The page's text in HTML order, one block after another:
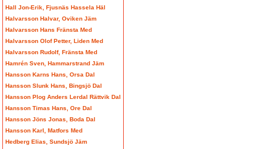
Hall Jon-Erik, Fjusnäs Hassela Häl
Halvarsson Halvar, Oviken Jäm
Halvarsson Hans Fränsta Med
Halvarsson Olof Petter, Liden Med
Halvarsson Rudolf, Fränsta Med
Hamrén Sven, Hammarstrand Jäm
Hansson Karns Hans, Orsa Dal
Hansson Slunk Hans, Bingsjö Dal
Hansson Plog Anders Lerdal Rättvik Dal
Hansson Timas Hans, Ore Dal
Hansson Jöns Jonas, Boda Dal
Hansson Karl, Matfors Med
Hedberg Elias, Sundsjö Jäm